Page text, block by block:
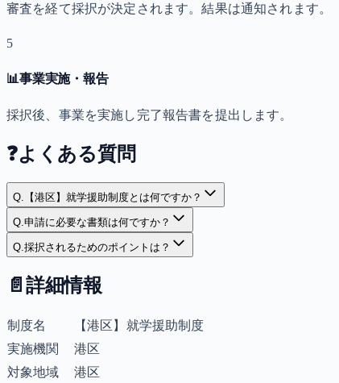
審査を経て採択が決定されます。結果は通知されます。
5
📊事業実施・報告
採択後、事業を実施し完了報告書を提出します。
❓よくある質問
Q. 【港区】就学援助制度とは何ですか？
Q.申請に必要な書類は何ですか？
Q.採択されるためのポイントは？
📄 詳細情報
制度名
【港区】就学援助制度
実施機関
港区
対象地域
港区